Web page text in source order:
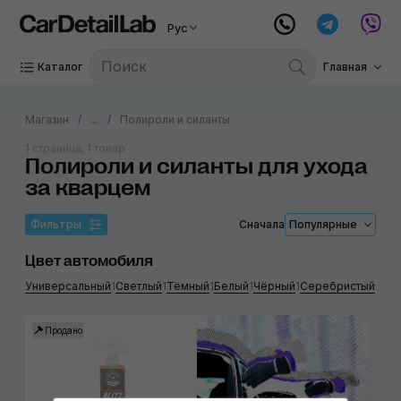
Рус
Каталог Главная
Магазин ... Полироли и силанты
Полироли и силанты для ухода
за кварцем
1 страница, 1 товар
Фильтры Сначала Популярные
Цвет автомобиля
Универсальный1Светлый1Тёмный1Белый1Чёрный1Серебристый
Продано